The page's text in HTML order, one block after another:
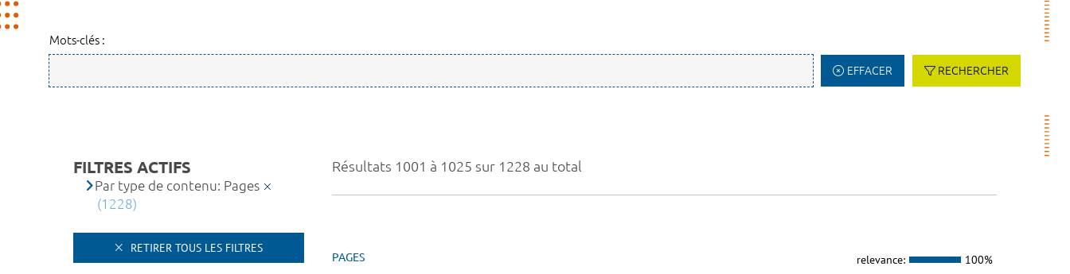
Mots-clés :
EFFACER RECHERCHER
Résultats 1001 à 1025 sur 1228 au total
PAGES relevance: 100%
FILTRES ACTIFS
Par type de contenu: Pages
(1228)
RETIRER TOUS LES FILTRES